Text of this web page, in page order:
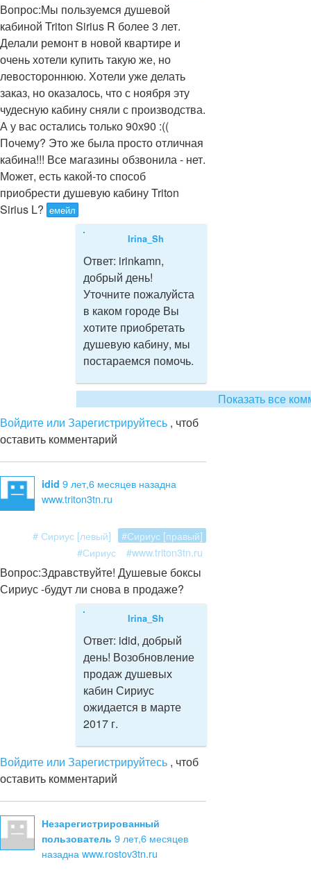
Вопрос:Мы пользуемся душевой
кабиной Triton Sirius R более 3 лет.
Делали ремонт в новой квартире и
очень хотели купить такую же, но
левостороннюю. Хотели уже делать
заказ, но оказалось, что с ноября эту
чудесную кабину сняли с производства.
А у вас остались только 90х90 :((
Почему? Это же была просто отличная
кабина!!! Все магазины обзвонила - нет.
Может, есть какой-то способ
приобрести душевую кабину Triton
Sirius L? емейл
Irina_Sh
Ответ: irinkamn,
добрый день!
Уточните пожалуйста
в каком городе Вы
хотите приобретать
душевую кабину, мы
постараемся помочь.
Показать все
Войдите или Зарегистрируйтесь , чтоб
оставить комментарий
idid 9 лет,6 месяцев назадна
www.triton3tn.ru
# Сириус [левый]
#Сириус [правый]
#Сириус
#www.triton3tn.ru
Вопрос:Здравствуйте! Душевые боксы
Сириус -будут ли снова в продаже?
Irina_Sh
Ответ: idid, добрый
день! Возобновление
продаж душевых
кабин Сириус
ожидается в марте
2017 г.
Войдите или Зарегистрируйтесь , чтоб
оставить комментарий
Незарегистрированный
пользователь 9 лет,6 месяцев
назадна www.rostov3tn.ru